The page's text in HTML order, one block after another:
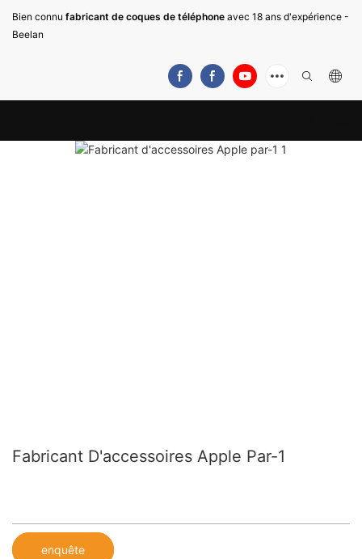
Bien connu fabricant de coques de téléphone avec 18 ans d'expérience -
Beelan
Fabricant D'accessoires Apple Par-1
enquête